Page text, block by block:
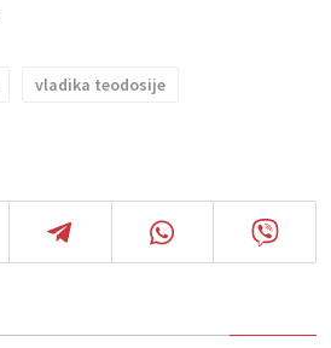
vladika teodosije